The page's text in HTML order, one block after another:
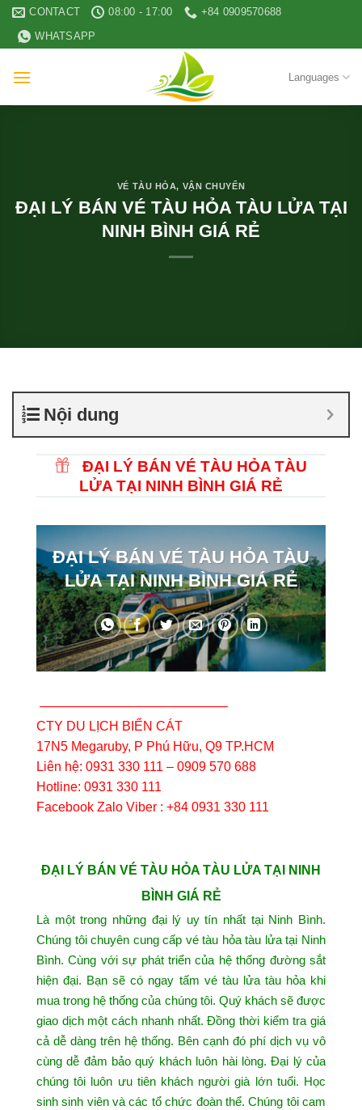
Skip
content
CONTACT 08:00 - 17:00
+84 0909570688
WHATSAPP
Languages
VÉ TÀU HỎA, VẬN CHUYỂN
ĐẠI LÝ BÁN VÉ TÀU HỎA TÀU LỬA TẠI
NINH BÌNH GIÁ RẺ
Nội dung
ĐẠI LÝ BÁN VÉ TÀU HỎA TÀU
LỬA TẠI NINH BÌNH GIÁ RẺ
ĐẠI LÝ BÁN VÉ TÀU HỎA TÀU
LỬA TẠI NINH BÌNH GIÁ RẺ
——————————————–
CTY DU LỊCH BIỂN CÁT
17N5 Megaruby, P Phú Hữu, Q9 TP.HCM
Liên hệ: 0931 330 111 – 0909 570 688
Hotline: 0931 330 111
Facebook Zalo Viber : +84 0931 330 111
ĐẠI LÝ BÁN VÉ TÀU HỎA TÀU LỬA TẠI NINH
BÌNH GIÁ RẺ
Là một trong những đại lý uy tín nhất tại Ninh Bình.
Chúng tôi chuyên cung cấp vé tàu hỏa tàu lửa tại Ninh
Bình. Cùng với sự phát triển của hệ thống đường sắt
hiện đại. Bạn sẽ có ngay tấm vé tàu lửa tàu hỏa khi
mua trong hệ thống của chúng tôi. Quý khách sẽ được
giao dịch một cách nhanh nhất. Đồng thời kiểm tra giá
cả dễ dàng trên hệ thống. Bên cạnh đó phí dịch vụ vô
cùng dễ đảm bảo quý khách luôn hài lòng. Đại lý của
chúng tôi luôn ưu tiên khách người già lớn tuổi. Học
sinh sinh viên và các tổ chức đoàn thể. Chúng tôi cam